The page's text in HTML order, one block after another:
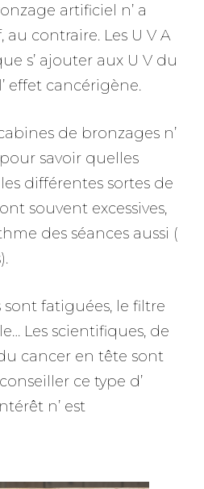
artificiel n’ a
contraire. Les U V A
s’ ajouter aux U V du
effet cancérigène.
de bronzages n’
savoir quelles
différentes sortes de
souvent excessives,
des séances aussi (
fatiguées, le filtre
Les scientifiques, de
cancer en tête sont
ce type d’
n’ est